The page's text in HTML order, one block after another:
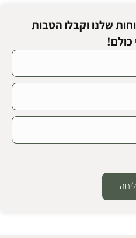
שלנו וקבלו הטבות
כולם!